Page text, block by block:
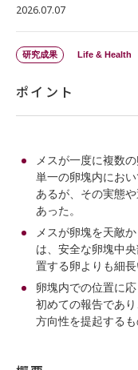
2026.07.07
研究成果 Life & Health
ポイント
メスが一度に複数
単一の卵塊内にお
あるが、その実態
あった。
メスが卵塊を天敵
は、安全な卵塊中
置する卵よりも細
卵塊内での位置に
初めての報告であ
方向性を提起するも